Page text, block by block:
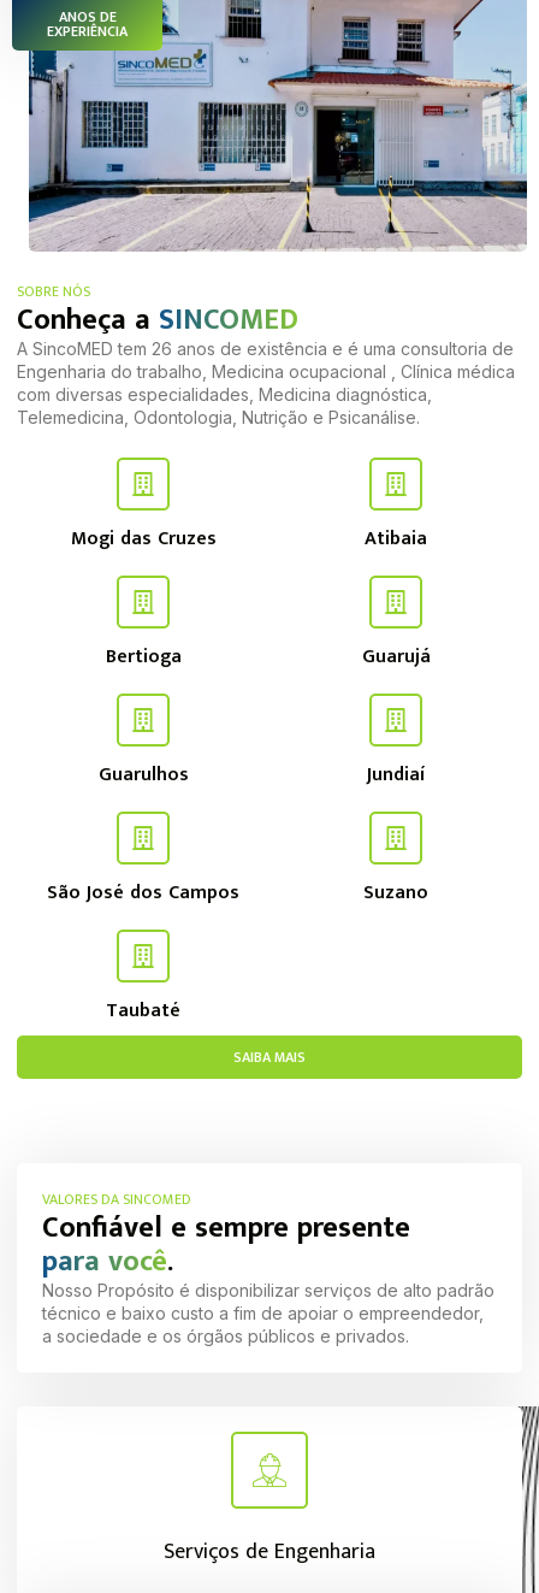
ANOS DE
EXPERIÊNCIA
SOBRE NÓS
Conheça a SINCOMED
A SincoMED tem 26 anos de existência e é uma consultoria de
Engenharia do trabalho, Medicina ocupacional , Clínica médica
com diversas especialidades, Medicina diagnóstica,
Telemedicina, Odontologia, Nutrição e Psicanálise.
Mogi das Cruzes Atibaia
Bertioga Guarujá
Guarulhos Jundiaí
São José dos Campos Suzano
Taubaté
SAIBA MAIS
VALORES DA SINCOMED
Confiável e sempre presente
para você.
Nosso Propósito é disponibilizar serviços de alto padrão
técnico e baixo custo a fim de apoiar o empreendedor,
a sociedade e os órgãos públicos e privados.
Serviços de Engenharia